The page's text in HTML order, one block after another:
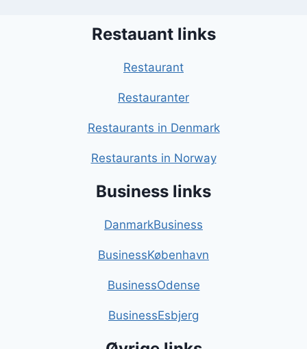
Restauant links
Restaurant
Restauranter
Restaurants in Denmark
Restaurants in Norway
Business links
DanmarkBusiness
BusinessKøbenhavn
BusinessOdense
BusinessEsbjerg